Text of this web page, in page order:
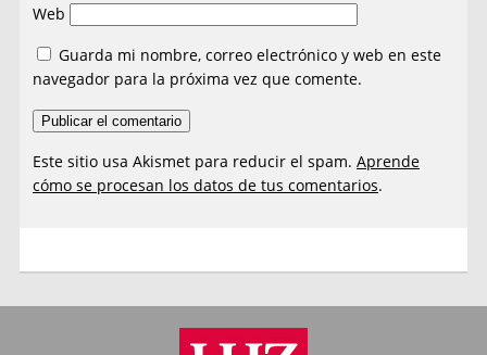
Web
Guarda mi nombre, correo electrónico y web en este
navegador para la próxima vez que comente.
Este sitio usa Akismet para reducir el spam.Aprende
cómo se procesan los datos de tus comentarios.